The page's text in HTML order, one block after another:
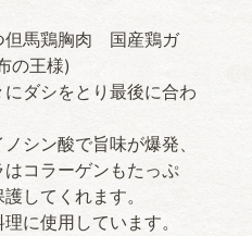
但馬鶏胸肉 国産鶏ガ
の王様)
ダシをとり最後に合わ
シン酸で旨味が爆発、
コラーゲンもたっぷ
してくれます。
に使用しています。